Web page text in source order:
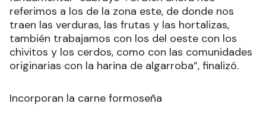
referimos a los de la zona este, de donde nos
traen las verduras, las frutas y las hortalizas,
también trabajamos con los del oeste con los
chivitos y los cerdos, como con las comunidades
originarias con la harina de algarroba”, finalizó.
Incorporan la carne formoseña